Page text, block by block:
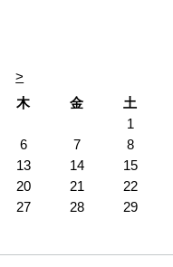
>
木 金
土
1
6 7
8
13 14
15
20 21
22
27 28
29